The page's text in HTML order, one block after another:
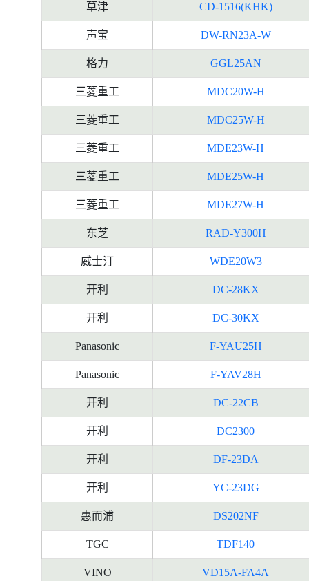
草津 CD-1516(KHK)
声宝 DW-RN23A-W
格力 GGL25AN
三菱重工 MDC20W-H
三菱重工 MDC25W-H
三菱重工 MDE23W-H
三菱重工 MDE25W-H
三菱重工 MDE27W-H
东芝 RAD-Y300H
威士汀 WDE20W3
开利 DC-28KX
开利 DC-30KX
Panasonic F-YAU25H
Panasonic F-YAV28H
开利 DC-22CB
开利 DC2300
开利 DF-23DA
开利 YC-23DG
惠而浦 DS202NF
TGC TDF140
VINO VD15A-FA4A